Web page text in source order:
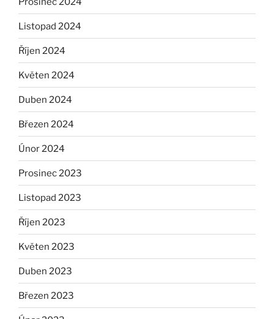
Listopad 2024
Říjen 2024
Květen 2024
Duben 2024
Březen 2024
Únor 2024
Prosinec 2023
Listopad 2023
Říjen 2023
Květen 2023
Duben 2023
Březen 2023